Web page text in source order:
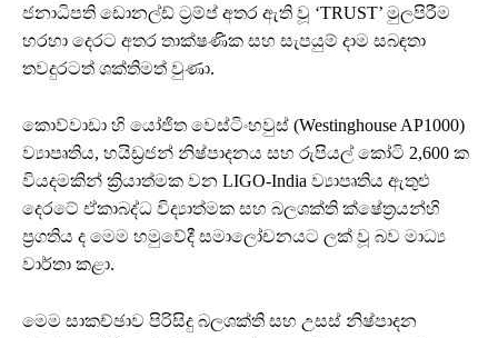
ජනාධිපති ඩොනල්ඩ් ට්‍රම්ප් අතර ඇති වූ ‘TRUST’ මුලපිරීම
හරහා දෙරට අතර තාක්ෂණික සහ සැපයුම් දාම සබඳතා
තවදුරටත් ශක්තිමත් වුණා.
කොව්වාඩා හි යෝජිත වෙස්ටිංහවුස් (Westinghouse AP1000)
ව්‍යාපෘතිය, හයිඩ්‍රජන් නිෂ්පාදනය සහ රුපියල් කෝටි 2,600 ක
වියදමකින් ක්‍රියාත්මක වන LIGO-India ව්‍යාපෘතිය ඇතුළු
දෙරටේ ඒකාබද්ධ විද්‍යාත්මක සහ බලශක්ති ක්ෂේත්‍රයන්හි
ප්‍රගතිය ද මෙම හමුවේදී සමාලෝචනයට ලක් වූ බව මාධ්‍ය
වාර්තා කළා.
මෙම සාකච්ඡාව පිරිසිදු බලශක්ති සහ උසස් නිෂ්පාදන